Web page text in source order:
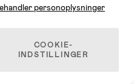
Vejl. pris: 349 kr
personoplysninger
COOKIE-
INDSTILLINGER